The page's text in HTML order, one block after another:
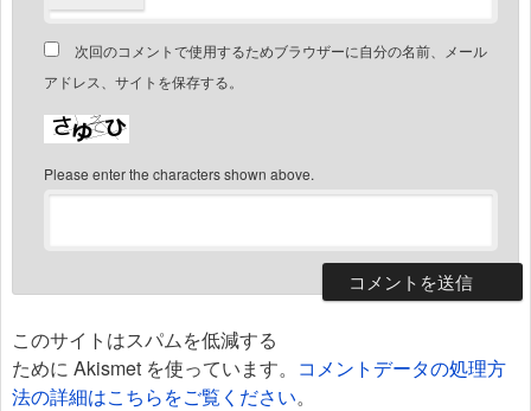
次回のコメントで使用するためブラウザーに自分の名前、メール
アドレス、サイトを保存する。
Please enter the characters shown above.
このサイトはスパムを低減する
ために Akismet を使っています。 コメントデータの処理方
法の詳細はこちらをご覧ください。